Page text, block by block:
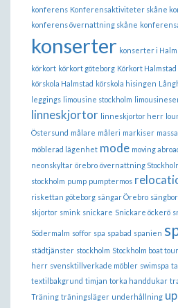
konferens Konferensaktiviteter skåne
konferens övernattning skåne
konserter konserter i
körkort körkort göteborg Körkort Halmstad
körskola Halmstad körskola hisingen
leggings limousine stockholm
linneskjortor linneskjortor herr
Östersund målare måleri markiser
möblerad lägenhet mode moving
neonskyltar örebro övernattning
stockholm pump pumptermos
riskettan göteborg sängar Örebro
skjortor smink snickare Snickare öckerö
Södermalm soffor spa spabad spanien
städtjänster stockholm Stockholm boat tour
herr svensktillverkade möbler swimspa
textilbakgrund timjan torka handdukar
Träning träningsläger underhållning